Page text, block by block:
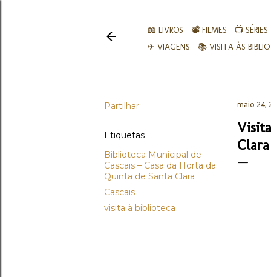
📖 LIVROS 📽️ FILMES
📺
✈ VIAGENS
📚︎ VISITA ÀS
Partilhar
Etiquetas
Biblioteca Municipal de
Cascais – Casa da Horta da
Quinta de Santa Clara
Cascais
visita à biblioteca
maio 24,
Clara